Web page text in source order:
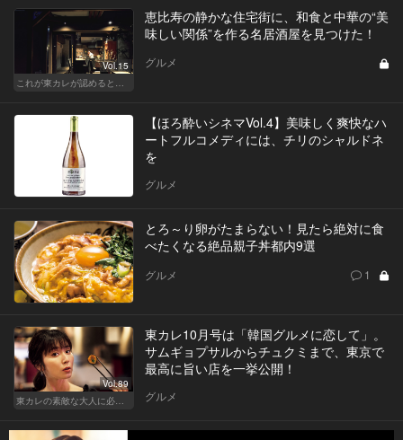
Vol.15
恵比寿の静かな住宅街に、和食と中華の“美
味しい関係”を作る名居酒屋を見つけた！
グルメ
【ほろ酔いシネマVol.4】美味しく爽快なハ
ートフルコメディには、チリのシャルドネ
を
グルメ
とろ～り卵がたまらない！見たら絶対に食
べたくなる絶品親子丼都内9選
グルメ 1
Vol.89
東カレ10月号は「韓国グルメに恋して」。
サムギョプサルからチュクミまで、東京で
最高に旨い店を一挙公開！
グルメ